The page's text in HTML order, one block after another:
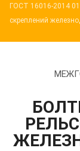
ГОСТ 16016-2014
скреплений